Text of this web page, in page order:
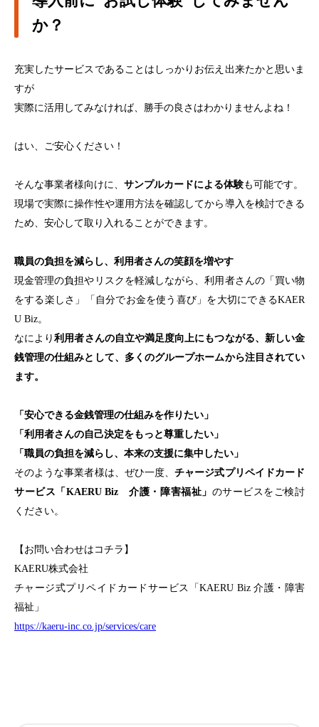
か？
充実したサービスであることはしっかりお伝え出来たかと思いま
すが
実際に活用してみなければ、勝手の良さはわかりませんよね！
はい、ご安心ください！
そんな事業者様向けに、 サンプルカードによる体験も可能です。
現場で実際に操作性や運用方法を確認してから導入を検討できる
ため、安心して取り入れることができます。
職員の負担を減らし、利用者さんの笑顔を増やす
現金管理の負担やリスクを軽減しながら、利用者さんの「買い物
をする楽しさ」「自分でお金を使う喜び」を大切にできるKAER
U Biz。
なにより利用者さんの自立や満足度向上にもつながる、新しい金
銭管理の仕組みとして、多くのグループホームから注目されてい
ます。
「安心できる金銭管理の仕組みを作りたい」
「利用者さんの自己決定をもっと尊重したい」
「職員の負担を減らし、本来の支援に集中したい」
そのような事業者様は、ぜひ一度、チャージ式プリペイドカード
サービス「KAERU Biz 介護・障害福祉」 のサービスをご検討
ください。
【お問い合わせはコチラ】
KAERU株式会社
チャージ式プリペイドカードサービス「KAERU Biz 介護・障害
福祉」
https://kaeru-inc.co.jp/services/care